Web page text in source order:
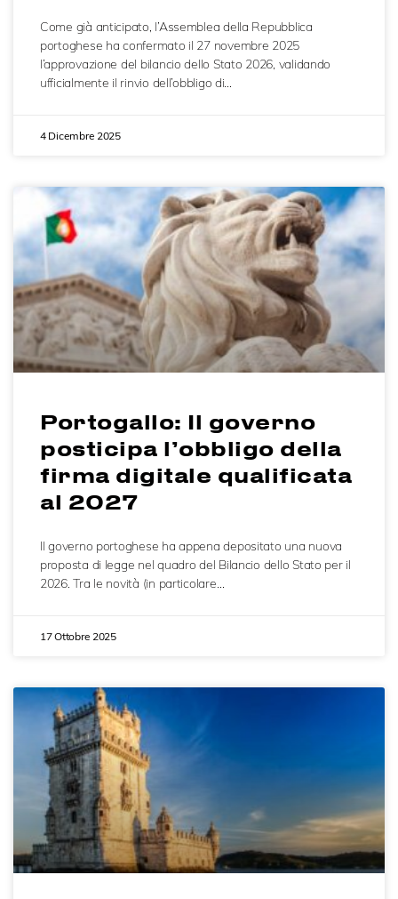
Come già anticipato, l’Assemblea della Repubblica
portoghese ha confermato il 27 novembre 2025
l’approvazione del bilancio dello Stato 2026, validando
ufficialmente il rinvio dell’obbligo di…
4 Dicembre 2025
Portogallo: Il governo
posticipa l’obbligo della
firma digitale qualificata
al 2027
Il governo portoghese ha appena depositato una nuova
proposta di legge nel quadro del Bilancio dello Stato per il
2026. Tra le novità (in particolare…
17 Ottobre 2025